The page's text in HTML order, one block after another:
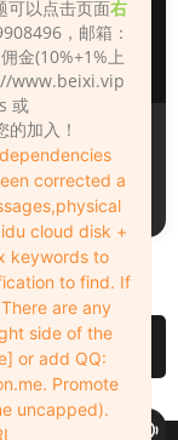
）
可以点击页面右
，邮箱：
金(10%+1%上
www.beixi.vip
或
加入！
corrected a
cloud disk +
keywords to
to find. If
are any
side of the
or add QQ:
. Promote
uncapped).